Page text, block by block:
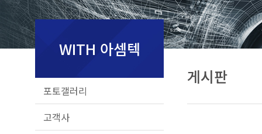
찾아
회
WITH 아셈텍
포토갤러리
고객사
게시판